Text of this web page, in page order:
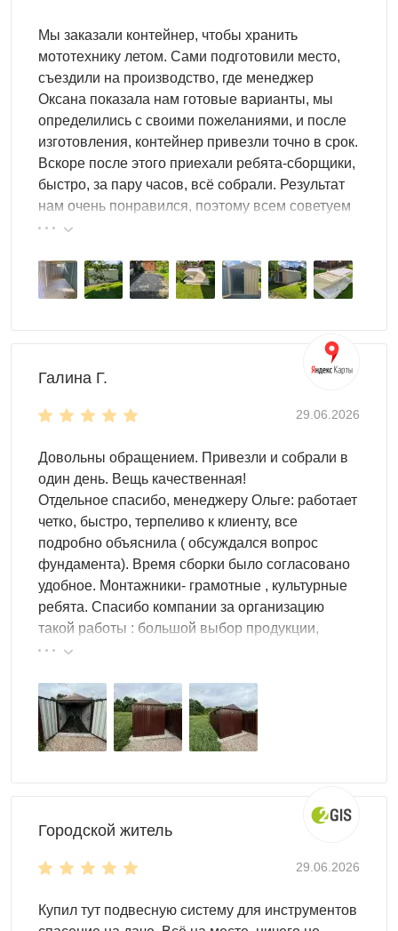
Основным преимуществом модульного гаража является
его феноменальная гибкость и адаптивность к вашим
требованиям. Вы можете начать с весьма компактной
конструкции и при необходимости увеличить её
размеры, добавив дополнительные модули.
Каждый элемент отличается мобильностью — при
переезде гаражлегко разбирается и
устанавливается на новом местебез абсолютной
потери качества.
Прочность конструкции достигается за счет
использования оцинкованной стали и
профилированных листов,устойчивых к коррозии и
механическим воздействиям .
возможность комбинирования различных элементов —
вы можете выбрать тип ворот, кровли и организовать
внутреннее пространство с помощью систем хранения
согласно вашим потребностям.
За сколько можно собрать
модульный гараж
Процесс сборки отличается высокой скоростью монтажа
и не требует для этого специальных навыков.
Например, стандартная конструкция размером
монтажа достаточно базовых инструментов —
Отсутствие необходимости в специализированной
процесс сборки максимально доступным.
Мы заказали контейнер, чтобы хранить
мототехнику летом. Сами подготовили место,
съездили на производство, где менеджер
Оксана показала нам готовые варианты, мы
определились с своими пожеланиями, и после
изготовления, контейнер привезли точно в срок.
Вскоре после этого приехали ребята-сборщики,
быстро, за пару часов, всё собрали. Результат
нам очень понравился, поэтому всем советуем
эту фирму.
Галина Г.
29.06.2026
Довольны обращением. Привезли и собрали в
один день. Вещь качественная!
Отдельное спасибо, менеджеру Ольге: работает
четко, быстро, терпеливо к клиенту, все
подробно объяснила ( обсуждался вопрос
фундамента). Время сборки было согласовано
удобное. Монтажники- грамотные , культурные
ребята. Спасибо компании за организацию
такой работы : большой выбор продукции,
реальные цены.
Городской житель
29.06.2026
Купил тут подвесную систему для инструментов